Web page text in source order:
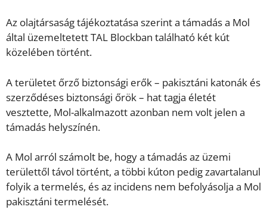
Az olajtársaság tájékoztatása szerint a támadás a Mol
által üzemeltetett TAL Blockban található két kút
közelében történt.
A területet őrző biztonsági erők – pakisztáni katonák és
szerződéses biztonsági őrök – hat tagja életét
vesztette, Mol-alkalmazott azonban nem volt jelen a
támadás helyszínén.
A Mol arról számolt be, hogy a támadás az üzemi
területtől távol történt, a többi kúton pedig zavartalanul
folyik a termelés, és az incidens nem befolyásolja a Mol
pakisztáni termelését.